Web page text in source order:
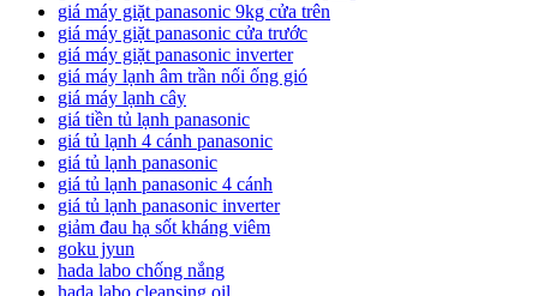
giá máy giặt panasonic 9kg cửa trên
giá máy giặt panasonic cửa trước
giá máy giặt panasonic inverter
giá máy lạnh âm trần nối ống gió
giá máy lạnh cây
giá tiền tủ lạnh panasonic
giá tủ lạnh 4 cánh panasonic
giá tủ lạnh panasonic
giá tủ lạnh panasonic 4 cánh
giá tủ lạnh panasonic inverter
giảm đau hạ sốt kháng viêm
goku jyun
hada labo chống nắng
hada labo cleansing oil